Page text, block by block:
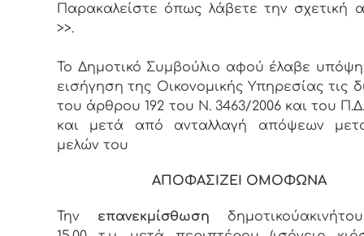
Παρακαλείστε όπως λάβετε την σχετική
>>.
Το Δημοτικό Συμβούλιο αφού έλαβε
εισήγηση της Οικονομικής Υπηρεσίας τις
του άρθρου 192 του Ν. 3463/2006 και του Π.Δ.
και μετά από ανταλλαγή απόψεων
μελών του
ΑΠΟΦΑΣΙΖΕΙ ΟΜΟΦΩΝΑ
Την επανεκμίσθωση